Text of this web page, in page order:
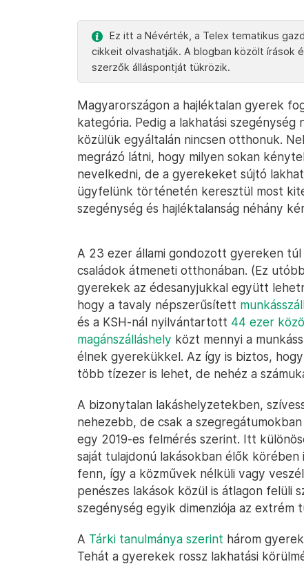
Ez itt a Névérték, a Telex tematikus
cikkeit olvashatják. A blogban közölt írások
szerzők álláspontját tükrözik.
Magyarországon a hajléktalan gyerek
kategória. Pedig a lakhatási
közülük egyáltalán nincsen otthonuk.
megrázó látni, hogy milyen sokan
nevelkedni, de a gyerekeket sújtó
ügyfelünk történetén keresztül most
szegénység és hajléktalanság néhány
A 23 ezer állami gondozott gyereken
családok átmeneti otthonában. (Ez
gyerekek az édesanyjukkal együtt
hogy a tavaly népszerűsített
és a KSH-nál nyilvántartott 44 ezer
magánszálláshely közt mennyi a
élnek gyerekükkel. Az így is biztos,
több tízezer is lehet, de nehéz a
A bizonytalan lakáshelyzetekben,
nehezebb, de csak a
egy 2019-es felmérés szerint. Itt
saját tulajdonú lakásokban élők
fenn, így a közművek nélküli vagy
penészes lakások közül is átlagon felüli
szegénység egyik dimenziója az extrém
A Tárki tanulmánya szerint három
Tehát a gyerekek rossz lakhatási